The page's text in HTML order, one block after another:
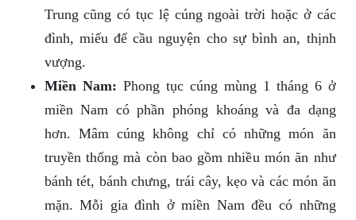
Trung cũng có tục lệ cúng ngoài trời hoặc ở các
đình, miếu để cầu nguyện cho sự bình an, thịnh
vượng.
Miền Nam: Phong tục cúng mùng 1 tháng 6 ở
miền Nam có phần phóng khoáng và đa dạng
hơn. Mâm cúng không chỉ có những món ăn
truyền thống mà còn bao gồm nhiều món ăn như
bánh tét, bánh chưng, trái cây, kẹo và các món ăn
mặn. Mỗi gia đình ở miền Nam đều có những